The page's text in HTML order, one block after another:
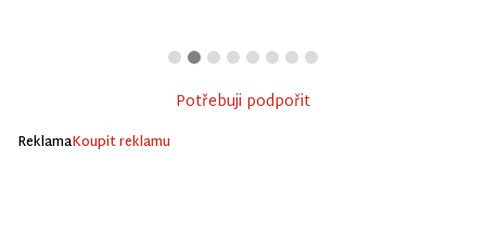
Potřebuji podpořit
ReklamaKoupit reklamu